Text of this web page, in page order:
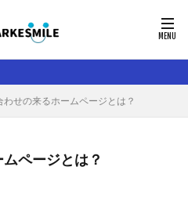
わせの来るホームページとは？
ページとは？
美容院